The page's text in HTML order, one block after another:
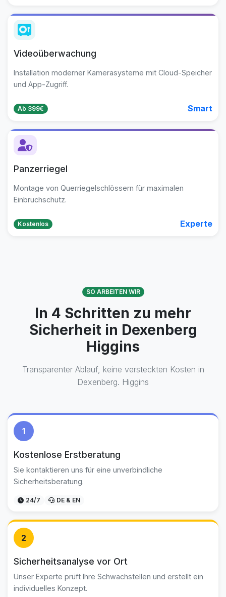
Videoüberwachung
Installation moderner Kamerasysteme mit Cloud-Speicher
und App-Zugriff.
Ab 399€ Smart
Panzerriegel
Montage von Querriegelschlössern für maximalen
Einbruchschutz.
Kostenlos Experte
SO ARBEITEN WIR
In 4 Schritten zu mehr
Sicherheit in Dexenberg
Higgins
Transparenter Ablauf, keine versteckten Kosten in
Dexenberg. Higgins
1
Kostenlose Erstberatung
Sie kontaktieren uns für eine unverbindliche
Sicherheitsberatung.
24/7 DE & EN
2
Sicherheitsanalyse vor Ort
Unser Experte prüft Ihre Schwachstellen und erstellt ein
individuelles Konzept.